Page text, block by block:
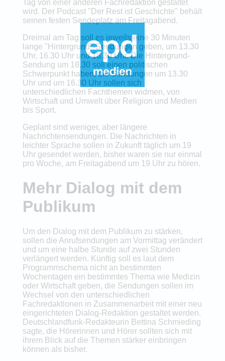
Tag von einer anderen Fachredaktion gestaltet
wird. Der Podcast "Der Rest ist Geschichte" behält
seinen festen Sendeplatz am Freitagabend.
Dreimal am Tag soll es jeweils eine 30 Minuten
lange "Hintergrund"-Sendungen geben, um 13.30
Uhr, 16.30 Uhr und 18.30 Uhr. Die Hintergrund-
Sendung um 18.30 soll einen politischen
Schwerpunkt haben, die Sendungen um 13.30
Uhr und um 16.30 Uhr sollen sich
unterschiedlichen Fachthemen widmen, von
Wirtschaft und Umwelt über Religion und Medien
bis Sport.
Geplant sind weniger, aber längere
Nachrichtensendungen. Die Nachrichten in
leichter Sprache sollen in Zukunft täglich um 19
Uhr gesendet werden, bisher waren sie nur einmal
pro Woche, am Freitagabend um 19 Uhr zu hören.
Mehr Dialog mit dem
Publikum
Um den Dialog mit dem Publikum zu stärken,
sollen die Anrufsendungen am Vormittag verändert
und um eine halbe Stunde auf zwei Stunden
verlängert werden. Künftig soll es laut dem
Programmschema nicht an bestimmten
Wochentagen ein bestimmtes Thema wie Medizin
oder Wirtschaft geben, die Sendungen sollen im
Wechsel von den unterschiedlichen
Fachredaktionen in Zusammenarbeit mit einer neu
eingerichteten Dialog-Redaktion gestaltet werden.
Deutschlandfunk-Redakteurin Bettina Schmieding
sagte, die Hörerinnen und Hörer sollten sich mit
ihrem Blick auf die Themen stärker einbringen
können als bisher.